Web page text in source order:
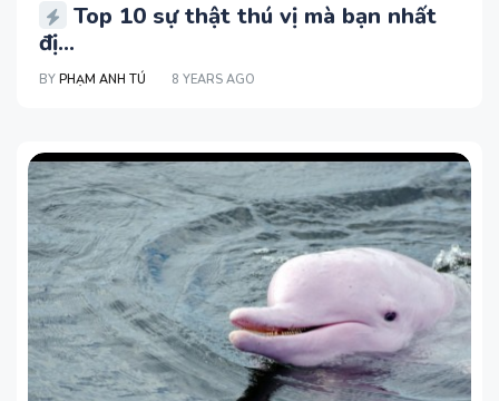
Top 10 sự thật thú vị mà bạn nhất
đị...
BY PHẠM ANH TÚ 8 YEARS AGO